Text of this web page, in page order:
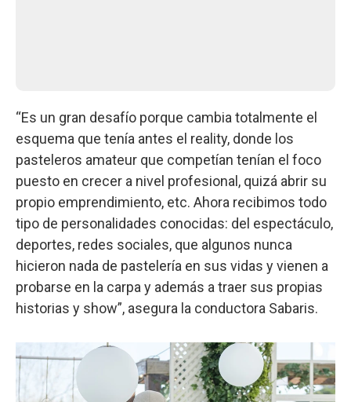
“Es un gran desafío porque cambia totalmente el
esquema que tenía antes el reality, donde los
pasteleros amateur que competían tenían el foco
puesto en crecer a nivel profesional, quizá abrir su
propio emprendimiento, etc. Ahora recibimos todo
tipo de personalidades conocidas: del espectáculo,
deportes, redes sociales, que algunos nunca
hicieron nada de pastelería en sus vidas y vienen a
probarse en la carpa y además a traer sus propias
historias y show”, asegura la conductora Sabaris.